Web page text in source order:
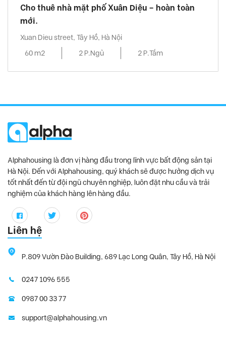
Cho thuê nhà mặt phố Xuân Diệu – hoàn toàn
mới.
Xuan Dieu street, Tây Hồ, Hà Nội
60 m2
2 P.Ngủ 2 P.Tắm
Alphahousing là đơn vị hàng đầu trong lĩnh vực bất động sản tại
Hà Nội. Đến với Alphahousing, quý khách sẽ được hưởng dịch vụ
tốt nhất đến từ đội ngũ chuyên nghiệp, luôn đặt nhu cầu và trải
nghiệm của khách hàng lên hàng đầu.
Liên hệ
P.809 Vườn Đào Building, 689 Lạc Long Quân, Tây Hồ, Hà Nội
0247 1096 555
0987 00 33 77
support@alphahousing.vn